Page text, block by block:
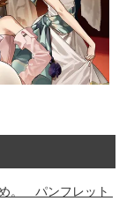
。 パンフレット